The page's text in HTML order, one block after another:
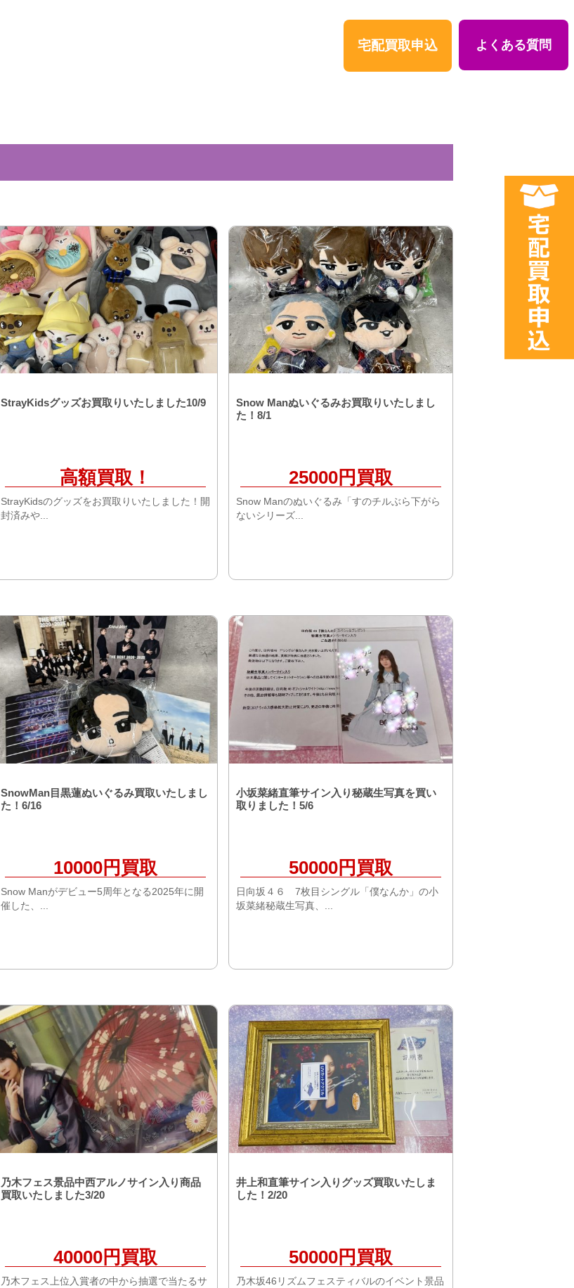
宅配買取申込 よくある質問
StrayKidsグッズお買取りいたしました10/9
高額買取！
StrayKidsのグッズをお買取りいたしました！開
封済みや...
Snow Manぬいぐるみお買取りいたしまし
た！8/1
25000円買取
Snow Manのぬいぐるみ「すのチルぶら下がら
ないシリーズ...
SnowMan目黒蓮ぬいぐるみ買取いたしまし
た！6/16
10000円買取
Snow Manがデビュー5周年となる2025年に開
催した、...
小坂菜緒直筆サイン入り秘蔵生写真を買い
取りました！5/6
50000円買取
日向坂４６ 7枚目シングル「僕なんか」の小
坂菜緒秘蔵生写真、...
乃木フェス景品中西アルノサイン入り商品
買取いたしました3/20
40000円買取
乃木フェス上位入賞者の中から抽選で当たるサ
井上和直筆サイン入りグッズ買取いたしま
した！2/20
50000円買取
乃木坂46リズムフェスティバルのイベント景品